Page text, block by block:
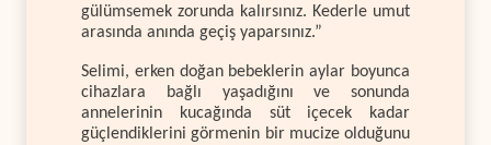
gülümsemek zorunda kalırsınız. Kederle umut
arasında anında geçiş yaparsınız.”
Selimi, erken doğan bebeklerin aylar boyunca
cihazlara bağlı yaşadığını ve sonunda
annelerinin kucağında süt içecek kadar
güçlendiklerini görmenin bir mucize olduğunu